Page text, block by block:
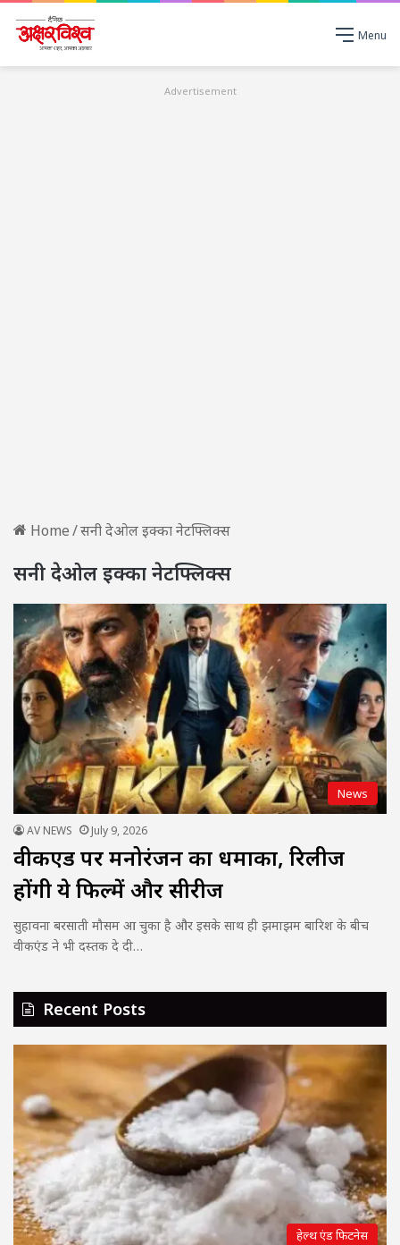
Menu
Advertisement
Home/सनी देओल इक्का नेटफ्लिक्स
सनी देओल इक्का नेटफ्लिक्स
News
AV NEWS July 9, 2026
वीकएंड पर मनोरंजन का धमाका, रिलीज
होंगी ये फिल्में और सीरीज
सुहावना बरसाती मौसम आ चुका है और इसके साथ ही झमाझम बारिश के बीच
वीकएंड ने भी दस्तक दे दी…
Recent Posts
हेल्थ एंड फिटनेस